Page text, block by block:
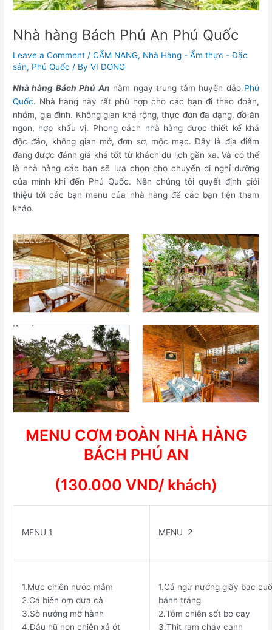
Nhà hàng Bách Phú An Phú Quốc
Leave a Comment /CẨM NANG, Nhà Hàng - Ẩm thực - Đặc
sản, Phú Quốc / ByVI DONG
Nhà hàng Bách Phú An nằm ngay trung tâm huyện đảo Phú
Quốc. Nhà hàng này rất phù hợp cho các bạn đi theo đoàn,
nhóm, gia đình. Không gian khá rộng, thực đơn đa dạng, đồ ăn
ngon, hợp khẩu vị. Phong cách nhà hàng được thiết kế khá
độc đáo, không gian mở, đơn sơ, mộc mạc. Đây là địa điểm
đang được đánh giá khá tốt từ khách du lịch gần xa. Và có thể
là nhà hàng các bạn sẽ lựa chọn cho chuyến đi nghỉ dưỡng
của mình khi đến Phú Quốc. Nên chúng tôi quyết định giới
thiệu tới các bạn menu của nhà hàng để các bạn tiện tham
khảo.
MENU CƠM ĐOÀN NHÀ HÀNG
BÁCH PHÚ AN
(130.000 VND/ khách)
MENU 1 MENU 2
1.Mực chiên nước mắm
2.Cá biển om dưa cà
3.Sò nướng mỡ hành
4.Đậu hũ non chiên xả ớt
1.Cá ngừ nướng giấy bạc
bánh tráng
2.Tôm chiên sốt bơ cay
3.Thịt ram cháy cạnh